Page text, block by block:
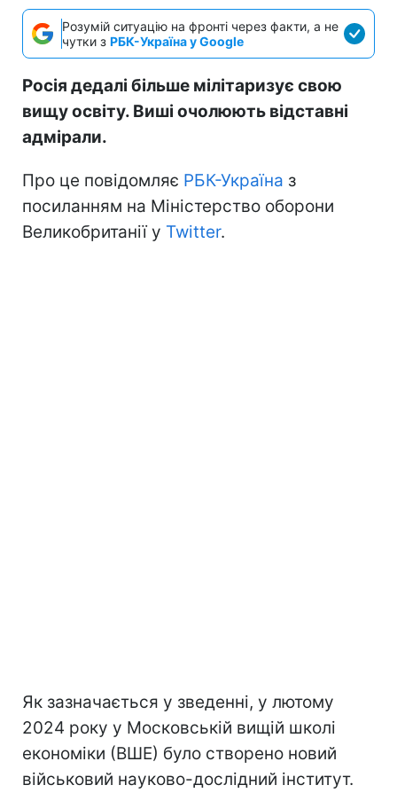
Розумій ситуацію на фронті через факти, а не
чутки з РБК-Україна у Google
Росія дедалі більше мілітаризує свою
вищу освіту. Виші очолюють відставні
адмірали.
Про це повідомляє РБК-Україна з
посиланням на Міністерство оборони
Великобританії у Twitter.
Як зазначається у зведенні, у лютому
2024 року у Московській вищій школі
економіки (ВШЕ) було створено новий
військовий науково-дослідний інститут.